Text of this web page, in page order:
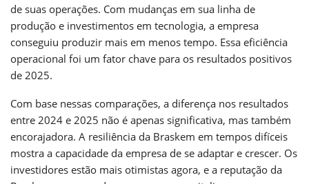
de suas operações. Com mudanças em sua linha de
produção e investimentos em tecnologia, a empresa
conseguiu produzir mais em menos tempo. Essa eficiência
operacional foi um fator chave para os resultados positivos
de 2025.
Com base nessas comparações, a diferença nos resultados
entre 2024 e 2025 não é apenas significativa, mas também
encorajadora. A resiliência da Braskem em tempos difíceis
mostra a capacidade da empresa de se adaptar e crescer. Os
investidores estão mais otimistas agora, e a reputação da